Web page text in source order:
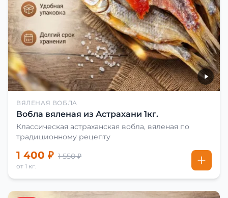
ВЯЛЕНАЯ ВОБЛА
Вобла вяленая из Астрахани 1кг.
Классическая астраханская вобла, вяленая по
традиционному рецепту
1 400 ₽ 1 550 ₽
от 1 кг.